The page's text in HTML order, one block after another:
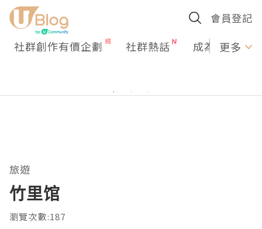
會員登記
社群創作有價企劃 社群熱話 成為U更多
旅遊
竹里馆
瀏覽次數:187